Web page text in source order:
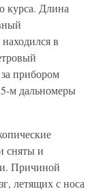
курса. Длина
в
прибором
м дальномеры
сняты и
Причиной
летящих с носа